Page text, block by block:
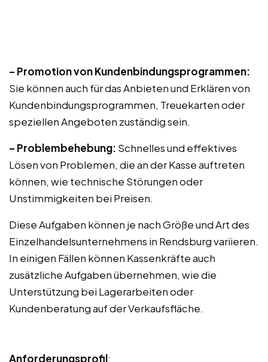
– Promotion von Kundenbindungsprogrammen:
Sie können auch für das Anbieten und Erklären von
Kundenbindungsprogrammen, Treuekarten oder
speziellen Angeboten zuständig sein.
– Problembehebung: Schnelles und effektives
Lösen von Problemen, die an der Kasse auftreten
können, wie technische Störungen oder
Unstimmigkeiten bei Preisen.
Diese Aufgaben können je nach Größe und Art des
Einzelhandelsunternehmens in Rendsburg variieren.
In einigen Fällen können Kassenkräfte auch
zusätzliche Aufgaben übernehmen, wie die
Unterstützung bei Lagerarbeiten oder
Kundenberatung auf der Verkaufsfläche.
Anforderungsprofil: